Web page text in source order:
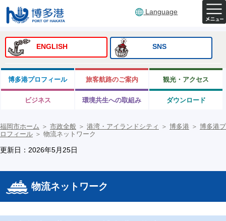
Language
ENGLISH SNS
博多港プロフィール 旅客航路のご案内 観光・アクセス
ビジネス 環境共生への取組み ダウンロード
福岡市ホーム ＞ 市政全般 ＞ 港湾・アイランドシティ ＞ 博多港 ＞ 博多港プ
ロフィール ＞ 物流ネットワーク
更新日：2026年5月25日
物流ネットワーク